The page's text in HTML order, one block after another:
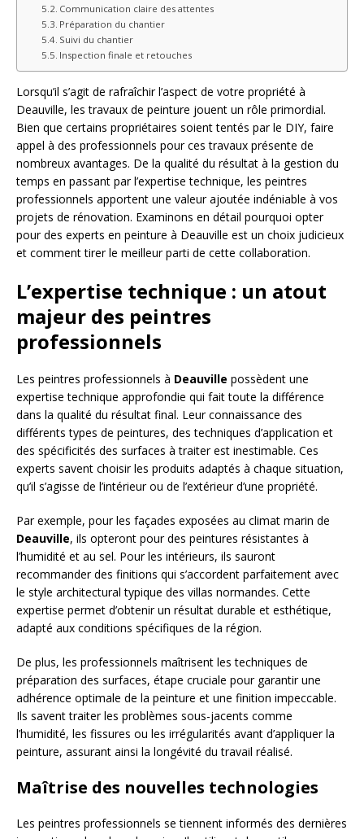
Communication claire des attentes
Préparation du chantier
Suivi du chantier
Inspection finale et retouches
Lorsqu’il s’agit de rafraîchir l’aspect de votre propriété à
Deauville, les travaux de peinture jouent un rôle primordial.
Bien que certains propriétaires soient tentés par le DIY, faire
appel à des professionnels pour ces travaux présente de
nombreux avantages. De la qualité du résultat à la gestion du
temps en passant par l’expertise technique, les peintres
professionnels apportent une valeur ajoutée indéniable à vos
projets de rénovation. Examinons en détail pourquoi opter
pour des experts en peinture à Deauville est un choix judicieux
et comment tirer le meilleur parti de cette collaboration.
L’expertise technique : un atout
majeur des peintres
professionnels
Les peintres professionnels à Deauville possèdent une
expertise technique approfondie qui fait toute la différence
dans la qualité du résultat final. Leur connaissance des
différents types de peintures, des techniques d’application et
des spécificités des surfaces à traiter est inestimable. Ces
experts savent choisir les produits adaptés à chaque situation,
qu’il s’agisse de l’intérieur ou de l’extérieur d’une propriété.
Par exemple, pour les façades exposées au climat marin de
Deauville, ils opteront pour des peintures résistantes à
l’humidité et au sel. Pour les intérieurs, ils sauront
recommander des finitions qui s’accordent parfaitement avec
le style architectural typique des villas normandes. Cette
expertise permet d’obtenir un résultat durable et esthétique,
adapté aux conditions spécifiques de la région.
De plus, les professionnels maîtrisent les techniques de
préparation des surfaces, étape cruciale pour garantir une
adhérence optimale de la peinture et une finition impeccable.
Ils savent traiter les problèmes sous-jacents comme
l’humidité, les fissures ou les irrégularités avant d’appliquer la
peinture, assurant ainsi la longévité du travail réalisé.
Maîtrise des nouvelles technologies
Les peintres professionnels se tiennent informés des dernières